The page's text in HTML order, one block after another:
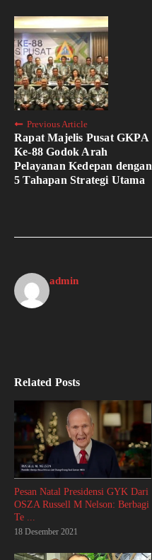
Previous Article
Rapat Majelis Pusat GKPA
Ke-88 Godok Arah
Pelayanan Kedepan dengan
5 Tahapan Strategi Utama
admin
Related Posts
Pesan Natal Presidensi GYK Dari
OSZA Russell M Nelson: Berbagi
Te ...
18 Desember 2021